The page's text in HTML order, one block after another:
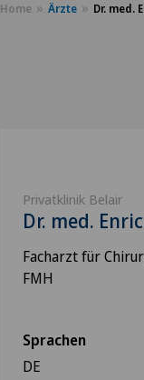
Home Ärzte Dr. med.
Privatklinik Belair
Dr. med.
Facharzt für
FMH
Sprachen
DE